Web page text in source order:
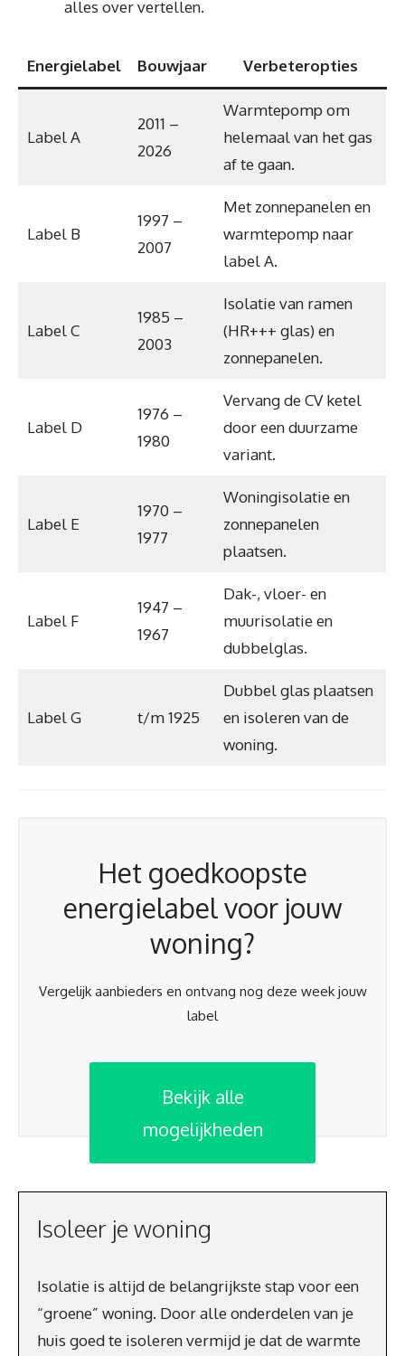
alles over vertellen.
Energielabel Bouwjaar Verbeteropties
Label A
2011 –
2026
Warmtepomp om
helemaal van het gas
af te gaan.
Label B
1997 –
2007
Met zonnepanelen en
warmtepomp naar
label A.
Label C
1985 –
2003
Isolatie van ramen
(HR+++ glas) en
zonnepanelen.
Label D
1976 –
1980
Vervang de CV ketel
door een duurzame
variant.
Label E
1970 –
1977
Woningisolatie en
zonnepanelen
plaatsen.
Label F
1947 –
1967
Dak-, vloer- en
muurisolatie en
dubbelglas.
Label G t/m 1925
Dubbel glas plaatsen
en isoleren van de
woning.
Het goedkoopste
energielabel voor jouw
woning?
Vergelijk aanbieders en ontvang nog deze week jouw
label
Bekijk alle
mogelijkheden
Isoleer je woning
Isolatie is altijd de belangrijkste stap voor een
“groene” woning. Door alle onderdelen van je
huis goed te isoleren vermijd je dat de warmte